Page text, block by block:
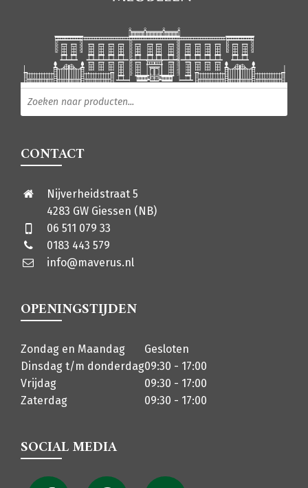
Producten zoeken
CONTACT
Nijverheidstraat 5
4283 GW Giessen (NB)
06 511 079 33
0183 443 579
info@maverus.nl
OPENINGSTIJDEN
Zondag en Maandag
Gesloten
Dinsdag t/m donderdag09:30 - 17:00
Vrijdag
09:30 - 17:00
Zaterdag
09:30 - 17:00
SOCIAL MEDIA